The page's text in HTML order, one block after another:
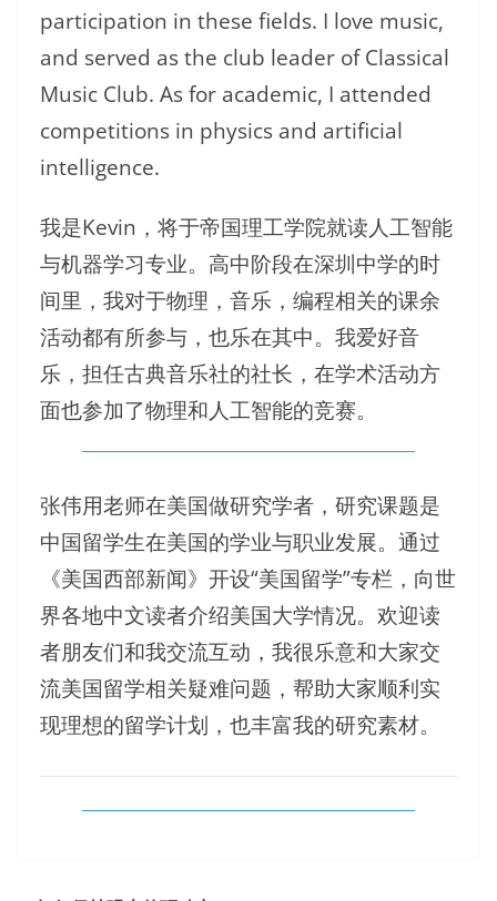
participation in these fields. I love music,
and served as the club leader of Classical
Music Club. As for academic, I attended
competitions in physics and artificial
intelligence.
我是Kevin，将于帝国理工学院就读人工智能
与机器学习专业。高中阶段在深圳中学的时
间里，我对于物理，音乐，编程相关的课余
活动都有所参与，也乐在其中。我爱好音
乐，担任古典音乐社的社长，在学术活动方
面也参加了物理和人工智能的竞赛。
张伟用老师在美国做研究学者，研究课题是
中国留学生在美国的学业与职业发展。通过
《美国西部新闻》开设“美国留学”专栏，向世
界各地中文读者介绍美国大学情况。欢迎读
者朋友们和我交流互动，我很乐意和大家交
流美国留学相关疑难问题，帮助大家顺利实
现理想的留学计划，也丰富我的研究素材。